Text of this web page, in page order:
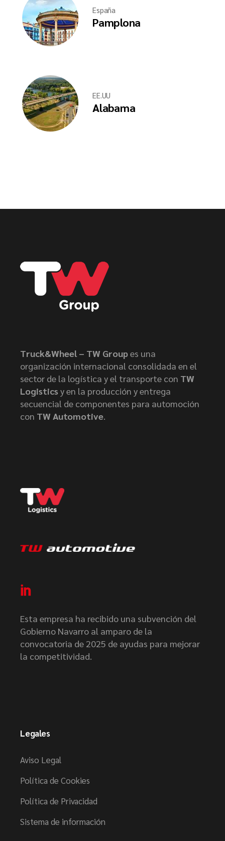
España
Pamplona
EE.UU
Alabama
Truck&Wheel – TW Groupes una
organización internacional consolidada en el
sector de la logística y el transporte con TW
Logisticsy en la producción y entrega
secuencial de componentes para automoción
con TW Automotive.
Esta empresa ha recibido una subvención del
Gobierno Navarro al amparo de la
convocatoria de 2025 de ayudas para mejorar
la competitividad.
Legales
Aviso Legal
Política de Cookies
Política de Privacidad
Sistema de información